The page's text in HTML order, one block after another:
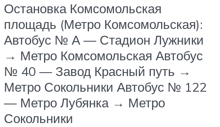
Остановка Комсомольская
площадь (Метро Комсомольская):
Автобус № А — Стадион Лужники
→ Метро Комсомольская Автобус
№ 40 — Завод Красный путь →
Метро Сокольники Автобус № 122
— Метро Лубянка → Метро
Сокольники